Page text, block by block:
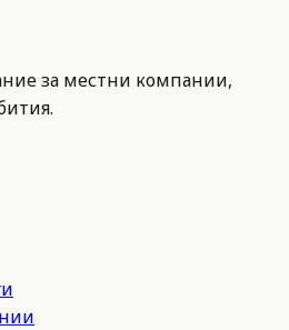
за местни компании,